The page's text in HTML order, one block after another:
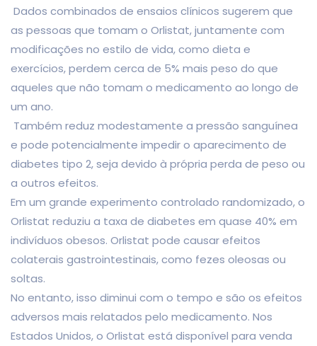
Dados combinados de ensaios clínicos sugerem que
as pessoas que tomam o Orlistat, juntamente com
modificações no estilo de vida, como dieta e
exercícios, perdem cerca de 5% mais peso do que
aqueles que não tomam o medicamento ao longo de
um ano.
Também reduz modestamente a pressão sanguínea
e pode potencialmente impedir o aparecimento de
diabetes tipo 2, seja devido à própria perda de peso ou
a outros efeitos.
Em um grande experimento controlado randomizado, o
Orlistat reduziu a taxa de diabetes em quase 40% em
indivíduos obesos. Orlistat pode causar efeitos
colaterais gastrointestinais, como fezes oleosas ou
soltas.
No entanto, isso diminui com o tempo e são os efeitos
adversos mais relatados pelo medicamento. Nos
Estados Unidos, o Orlistat está disponível para venda